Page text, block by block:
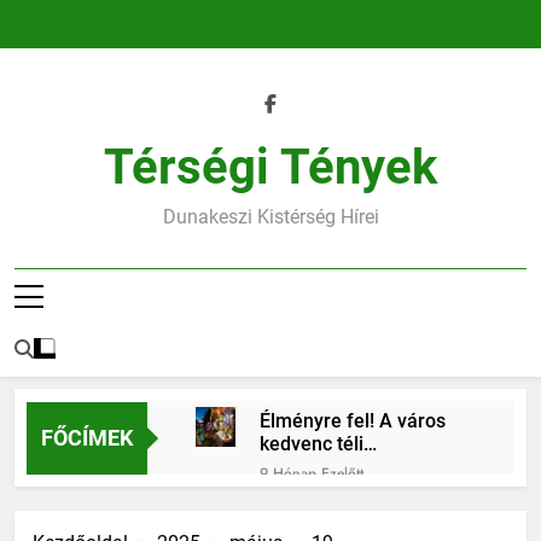
Térségi Tények
Dunakeszi Kistérség Hírei
FŐCÍMEK
Élményre fel! A város
kedvenc téli
találkozóhelye vár rád
9 Hónap Ezelőtt
9 Hónap Ezelőtt